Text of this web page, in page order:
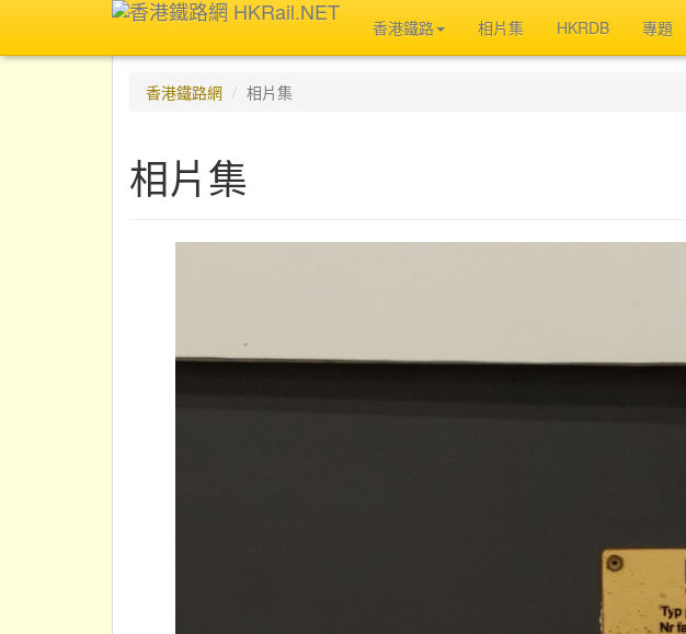
香港鐵路 相片集 HKRDB 專題
香港鐵路網 相片集
相片集